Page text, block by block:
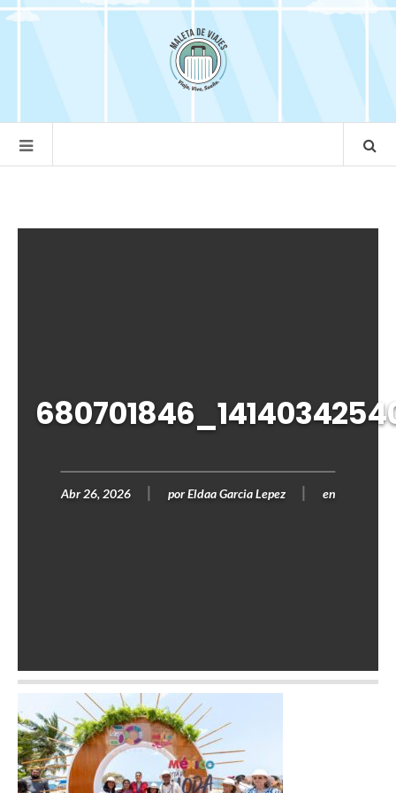
Abr 26, 2026 por Eldaa Garcia Lepez en